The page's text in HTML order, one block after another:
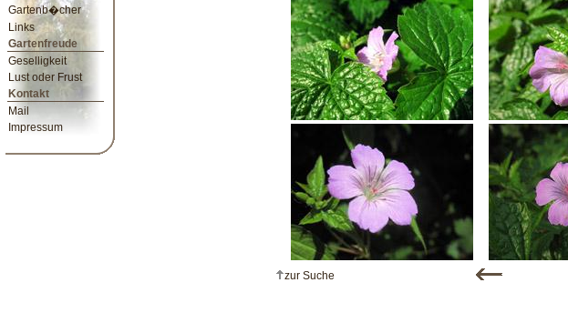
Gartenb�cher
Links
Gartenfreude
Geselligkeit
Lust oder Frust
Kontakt
Mail
Impressum
zur Suche